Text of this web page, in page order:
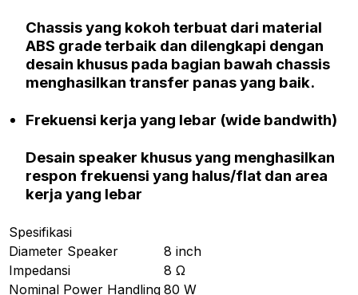
Chassis yang kokoh terbuat dari material
ABS grade terbaik dan dilengkapi dengan
desain khusus pada bagian bawah chassis
menghasilkan transfer panas yang baik.
Frekuensi kerja yang lebar (wide bandwith)
Desain speaker khusus yang menghasilkan
respon frekuensi yang halus/flat dan area
kerja yang lebar
Spesifikasi
Diameter Speaker
8 inch
Impedansi
8 Ω
Nominal Power Handling 80 W